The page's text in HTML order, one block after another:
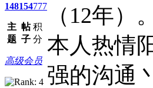
148
主
题
154
帖
子
777
积
分
高级会员
（12年）。
本人热情
强的沟通